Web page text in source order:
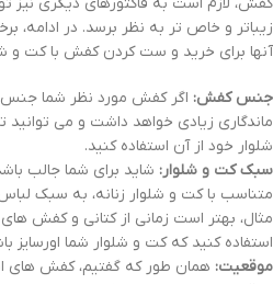
زیباتر و خاص تر به نظر برسد. در ادامه،
آنها برای خرید و ست کردن کفش با کت و
جنس کفش: اگر کفش مورد نظر شما جنس
ماندگاری زیادی خواهد داشت و می
شلوار خود از آن استفاده کنید.
سبک کت و شلوار: شاید برای شما جالب
متناسب با کت و شلوار زنانه، به سبک
مثال، بهتر است زمانی از کتانی و کفش
استفاده کنید که کت و شلوار شما اورسایز
موقعیت: همان طور که گفتیم، کفش های